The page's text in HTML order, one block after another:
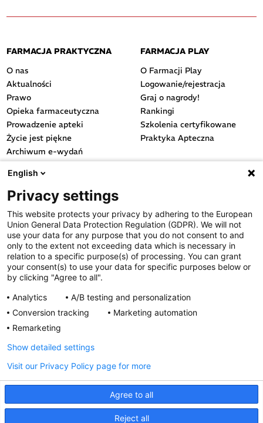
FARMACJA PRAKTYCZNA
O nas
Aktualności
Prawo
Opieka farmaceutyczna
Prowadzenie apteki
Życie jest piękne
Archiwum e-wydań
Przydatne linki
FARMACJA PLAY
O Farmacji Play
Logowanie/rejestracja
Graj o nagrody!
Rankingi
Szkolenia certyfikowane
Praktyka Apteczna
OGÓLNE
Polityka prywatności
Regulamin serwisu
Regulamin konkursu
Farmacja Play
Regulamin konkursu Lakcid
Regulamin konkursu Acard
Regulamin konkursu Biotebal
Regulamin konkursu Asmenol
Kontakt
PRODUKTY POLPHARMY
SOCIAL MEDIA
English
Privacy settings
This website protects your privacy by adhering to the European
Union General Data Protection Regulation (GDPR). We will not
use your data for any purpose that you do not consent to and
only to the extent not exceeding data which is necessary in
relation to a specific purpose(s) of processing. You can grant
your consent(s) to use your data for specific purposes below or
by clicking "Agree to all".
Analytics
A/B testing and personalization
Conversion tracking
Marketing automation
Remarketing
Agree to all
Reject all
Show detailed settings
Visit our Privacy Policy page for more